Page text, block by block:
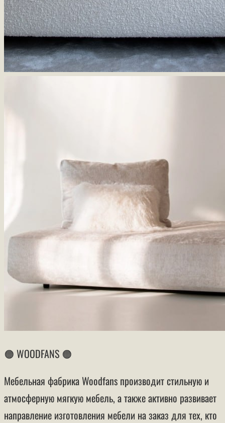
🟠 WOODFANS 🟠
Мебельная фабрика Woodfans производит стильную и
атмосферную мягкую мебель, а также активно развивает
направление изготовления мебели на заказ для тех, кто